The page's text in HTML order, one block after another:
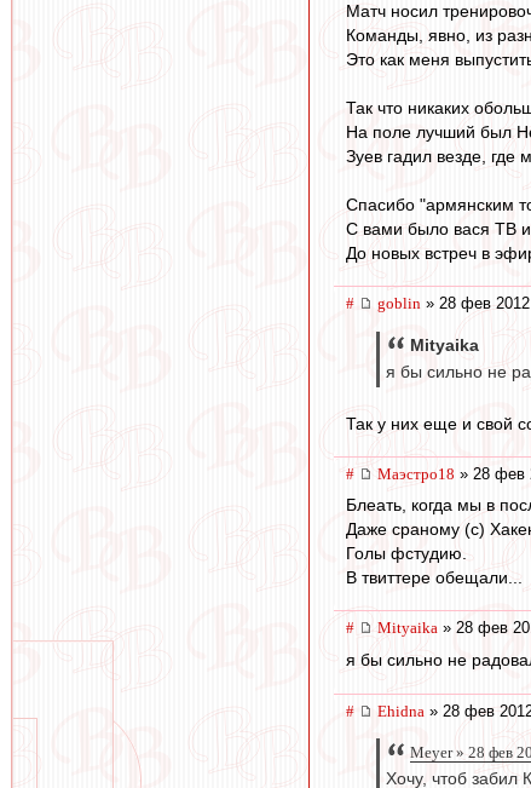
Матч носил
Команды, явно, из
Это как меня
Так что никаких
На поле лучший был
Зуев гадил везде, где
Спасибо "армянским
С вами было вася ТВ и
До новых встреч в
# goblin » 28 фев
Mityaika
я бы сильно не
Так у них еще и свой
# Маэстро18 » 28 фев
Блеать, когда мы в
Даже сраному (с)
Голы фстудию.
В твиттере обещали...
# Mityaika » 28 фев
я бы сильно не
# Ehidna » 28 фев
Meyer » 28 фев
Хочу, чтоб забил